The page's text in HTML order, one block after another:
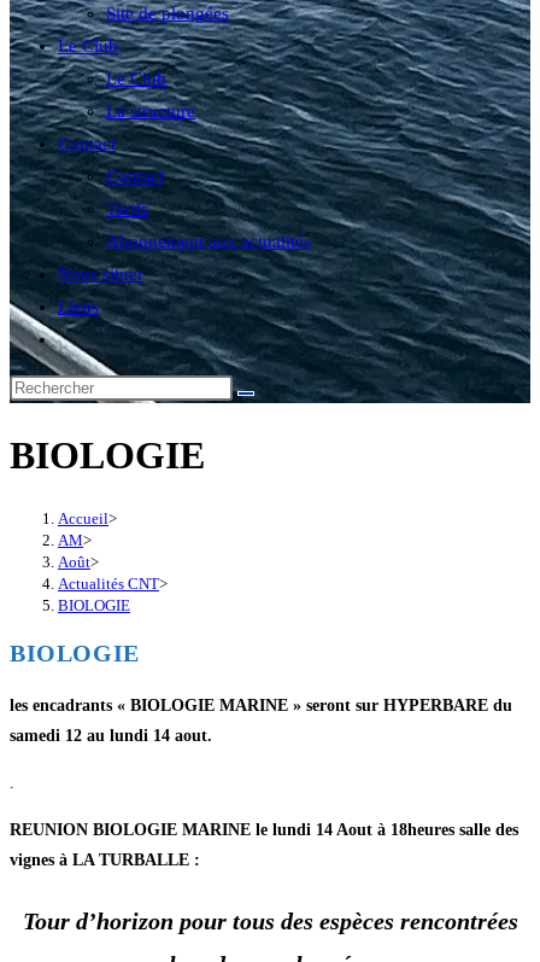
Site de plongées
Le Club
Le Club
La structure
Contact
Contact
Tarifs
Abonnement aux actualités
Nous situer
Liens
Toggle
website
search
BIOLOGIE
Accueil>
AM>
Août>
Actualités CNT>
BIOLOGIE
BIOLOGIE
les encadrants « BIOLOGIE MARINE » seront sur HYPERBARE du
samedi 12 au lundi 14 aout.
.
REUNION BIOLOGIE MARINE le lundi 14 Aout à 18heures salle des
vignes à LA TURBALLE :
Tour d’horizon pour tous des espèces rencontrées